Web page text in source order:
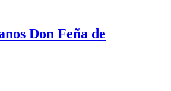
Don Feña de